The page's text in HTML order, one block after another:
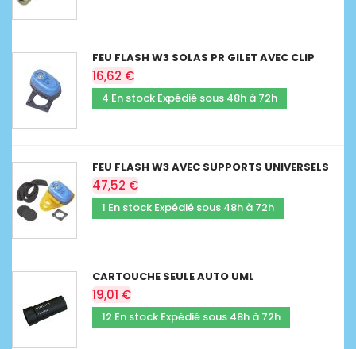
FEU FLASH W3 SOLAS PR GILET AVEC CLIP
16,62 €
4 En stock Expédié sous 48h à 72h
FEU FLASH W3 AVEC SUPPORTS UNIVERSELS
47,52 €
1 En stock Expédié sous 48h à 72h
CARTOUCHE SEULE AUTO UML
19,01 €
12 En stock Expédié sous 48h à 72h